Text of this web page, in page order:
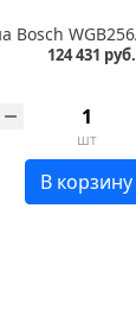
124 431 руб.
шт
В корзину